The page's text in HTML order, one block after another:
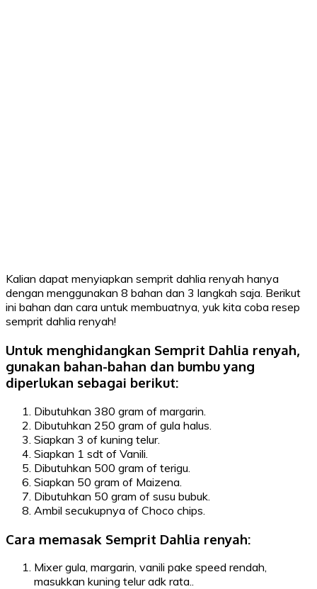
Kalian dapat menyiapkan semprit dahlia renyah hanya
dengan menggunakan 8 bahan dan 3 langkah saja. Berikut
ini bahan dan cara untuk membuatnya, yuk kita coba resep
semprit dahlia renyah!
Untuk menghidangkan Semprit Dahlia renyah,
gunakan bahan-bahan dan bumbu yang
diperlukan sebagai berikut:
Dibutuhkan 380 gram of margarin.
Dibutuhkan 250 gram of gula halus.
Siapkan 3 of kuning telur.
Siapkan 1 sdt of Vanili.
Dibutuhkan 500 gram of terigu.
Siapkan 50 gram of Maizena.
Dibutuhkan 50 gram of susu bubuk.
Ambil secukupnya of Choco chips.
Cara memasak Semprit Dahlia renyah:
Mixer gula, margarin, vanili pake speed rendah,
masukkan kuning telur adk rata..